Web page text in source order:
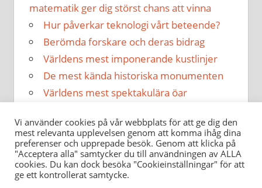
matematik ger dig störst chans att vinna
Hur påverkar teknologi vårt beteende?
Berömda forskare och deras bidrag
Världens mest imponerande kustlinjer
De mest kända historiska monumenten
Världens mest spektakulära öar
Vi använder cookies på vår webbplats för att ge dig den
mest relevanta upplevelsen genom att komma ihåg dina
preferenser och upprepade besök. Genom att klicka på
"Acceptera alla" samtycker du till användningen av ALLA
cookies. Du kan dock besöka "Cookieinställningar" för att
ge ett kontrollerat samtycke.